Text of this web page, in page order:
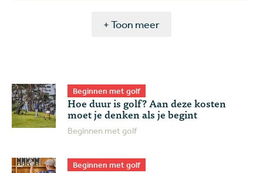
+ Toon meer
Beginnen met golf
Hoe duur is golf? Aan deze kosten
moet je denken als je begint
Beginnen met golf
Beginnen met golf